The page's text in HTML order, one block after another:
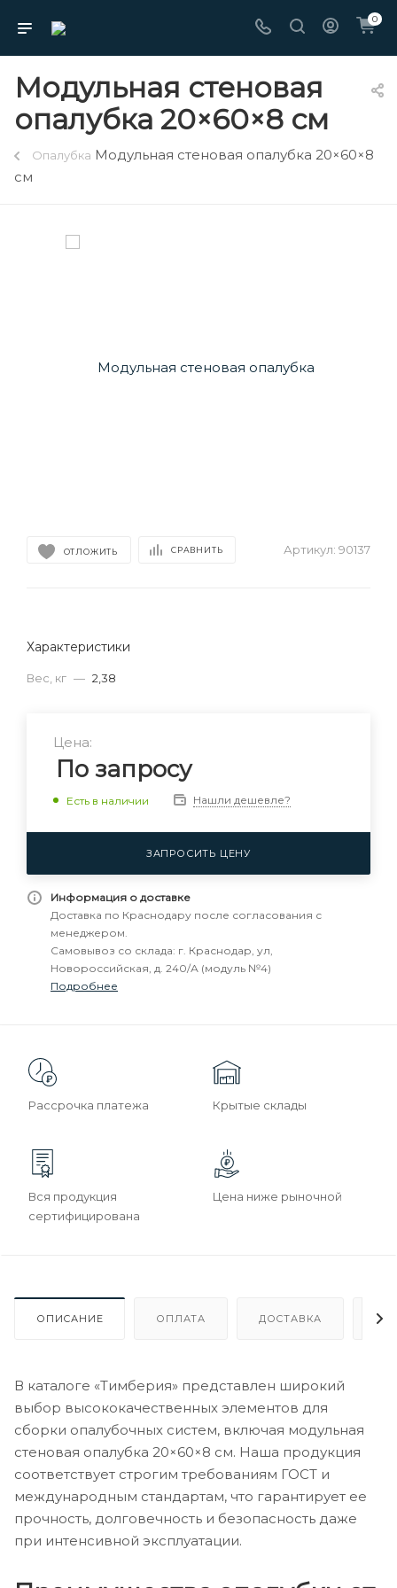
0
Модульная стеновая
опалубка 20×60×8 см
Опалубка Модульная стеновая опалубка 20×60×8
см
ОТЛОЖИТЬ СРАВНИТЬ Артикул: 90137
Характеристики
Вес, кг — 2,38
Цена:
По запросу
Есть в наличии Нашли дешевле?
ЗАПРОСИТЬ ЦЕНУ
Информация о доставке
Доставка по Краснодару после согласования с
менеджером.
Самовывоз со склада: г. Краснодар, ул,
Новороссийская, д. 240/А (модуль №4)
Подробнее
Рассрочка платежа Крытые склады
Вся продукция
сертифицирована
Цена ниже рыночной
ОПИСАНИЕ ОПЛАТА ДОСТАВКА
В каталоге «Тимберия» представлен широкий
выбор высококачественных элементов для
сборки опалубочных систем, включая модульная
стеновая опалубка 20×60×8 см. Наша продукция
соответствует строгим требованиям ГОСТ и
международным стандартам, что гарантирует ее
прочность, долговечность и безопасность даже
при интенсивной эксплуатации.